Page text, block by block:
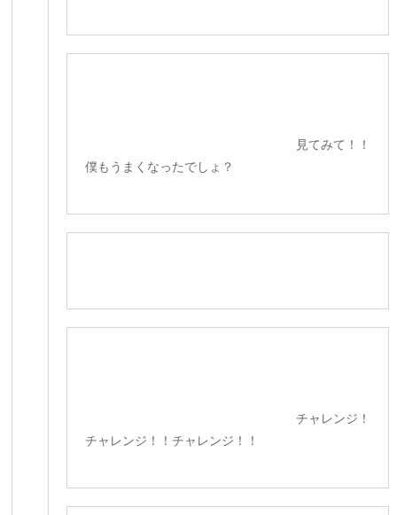
見てみて！！
僕もうまくなったでしょ？
チャレンジ！
チャレンジ！！チャレンジ！！